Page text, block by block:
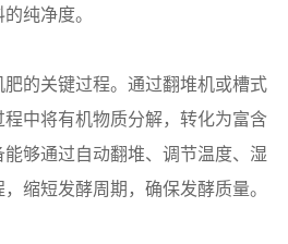
纯净度。
的关键过程。通过翻堆机或槽式
中将有机物质分解，转化为富含
够通过自动翻堆、调节温度、湿
缩短发酵周期，确保发酵质量。